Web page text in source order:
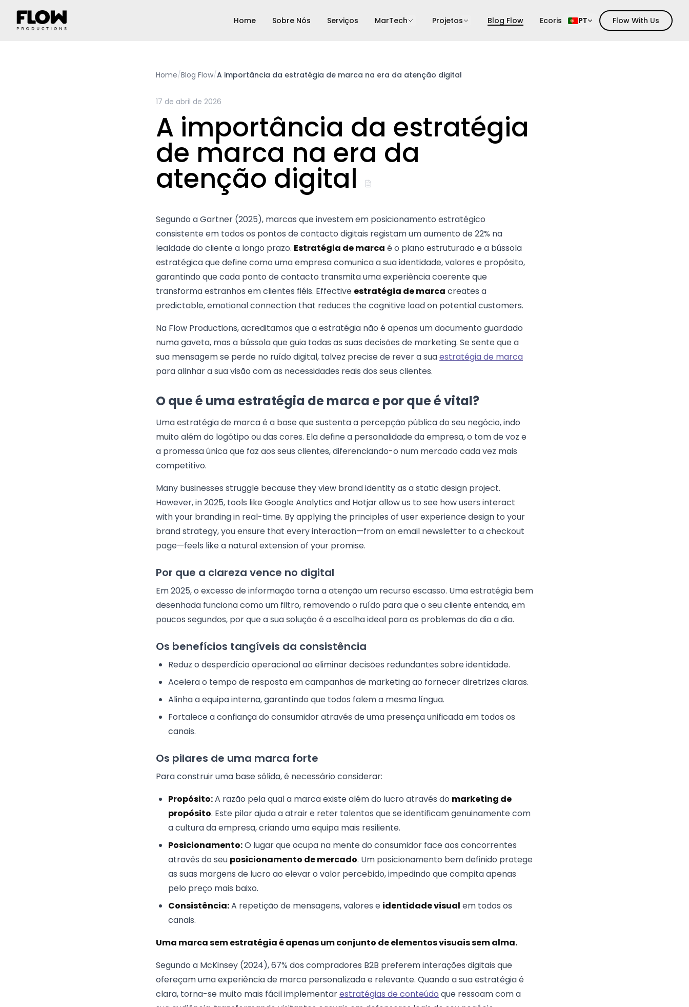
Home Sobre Nós Serviços MarTech Projetos Blog Flow Ecoris PT Flow With Us
Home/Blog Flow/A importância da estratégia de marca na era da atenção digital
17 de abril de 2026
A importância da estratégia
de marca na era da
atenção digital
Segundo a Gartner (2025), marcas que investem em posicionamento estratégico
consistente em todos os pontos de contacto digitais registam um aumento de 22% na
lealdade do cliente a longo prazo. Estratégia de marca é o plano estruturado e a bússola
estratégica que define como uma empresa comunica a sua identidade, valores e propósito,
garantindo que cada ponto de contacto transmita uma experiência coerente que
transforma estranhos em clientes fiéis. Effective estratégia de marca creates a
predictable, emotional connection that reduces the cognitive load on potential customers.
Na Flow Productions, acreditamos que a estratégia não é apenas um documento guardado
numa gaveta, mas a bússola que guia todas as suas decisões de marketing. Se sente que a
sua mensagem se perde no ruído digital, talvez precise de rever a suaestratégia de marca
para alinhar a sua visão com as necessidades reais dos seus clientes.
O que é uma estratégia de marca e por que é vital?
Uma estratégia de marca é a base que sustenta a percepção pública do seu negócio, indo
muito além do logótipo ou das cores. Ela define a personalidade da empresa, o tom de voz e
a promessa única que faz aos seus clientes, diferenciando-o num mercado cada vez mais
competitivo.
Many businesses struggle because they view brand identity as a static design project.
However, in 2025, tools like Google Analytics and Hotjar allow us to see how users interact
with your branding in real-time. By applying the principles of user experience design to your
brand strategy, you ensure that every interaction—from an email newsletter to a checkout
page—feels like a natural extension of your promise.
Por que a clareza vence no digital
Em 2025, o excesso de informação torna a atenção um recurso escasso. Uma estratégia bem
desenhada funciona como um filtro, removendo o ruído para que o seu cliente entenda, em
poucos segundos, por que a sua solução é a escolha ideal para os problemas do dia a dia.
Os benefícios tangíveis da consistência
Reduz o desperdício operacional ao eliminar decisões redundantes sobre identidade.
Acelera o tempo de resposta em campanhas de marketing ao fornecer diretrizes claras.
Alinha a equipa interna, garantindo que todos falem a mesma língua.
Fortalece a confiança do consumidor através de uma presença unificada em todos os
canais.
Os pilares de uma marca forte
Para construir uma base sólida, é necessário considerar:
Propósito:A razão pela qual a marca existe além do lucro através do marketing de
propósito. Este pilar ajuda a atrair e reter talentos que se identificam genuinamente com
a cultura da empresa, criando uma equipa mais resiliente.
Posicionamento:O lugar que ocupa na mente do consumidor face aos concorrentes
através do seu posicionamento de mercado. Um posicionamento bem definido protege
as suas margens de lucro ao elevar o valor percebido, impedindo que compita apenas
pelo preço mais baixo.
Consistência:A repetição de mensagens, valores e identidade visual em todos os
canais.
Uma marca sem estratégia é apenas um conjunto de elementos visuais sem alma.
Segundo a McKinsey (2024), 67% dos compradores B2B preferem interações digitais que
ofereçam uma experiência de marca personalizada e relevante. Quando a sua estratégia é
clara, torna-se muito mais fácil implementarestratégias de conteúdo que ressoam com a